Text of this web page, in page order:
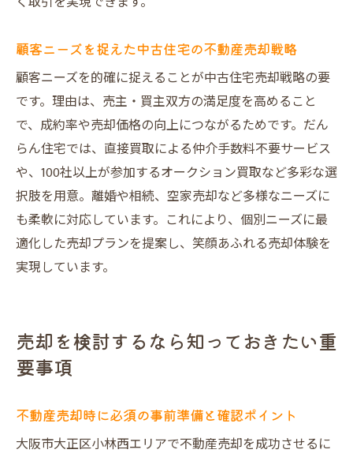
顧客ニーズを捉えた中古住宅の不動産売却戦略
顧客ニーズを的確に捉えることが中古住宅売却戦略の要
です。理由は、売主・買主双方の満足度を高めること
で、成約率や売却価格の向上につながるためです。だん
らん住宅では、直接買取による仲介手数料不要サービス
や、100社以上が参加するオークション買取など多彩な選
択肢を用意。離婚や相続、空家売却など多様なニーズに
も柔軟に対応しています。これにより、個別ニーズに最
適化した売却プランを提案し、笑顔あふれる売却体験を
実現しています。
売却を検討するなら知っておきたい重
要事項
不動産売却時に必須の事前準備と確認ポイント
大阪市大正区小林西エリアで不動産売却を成功させるに